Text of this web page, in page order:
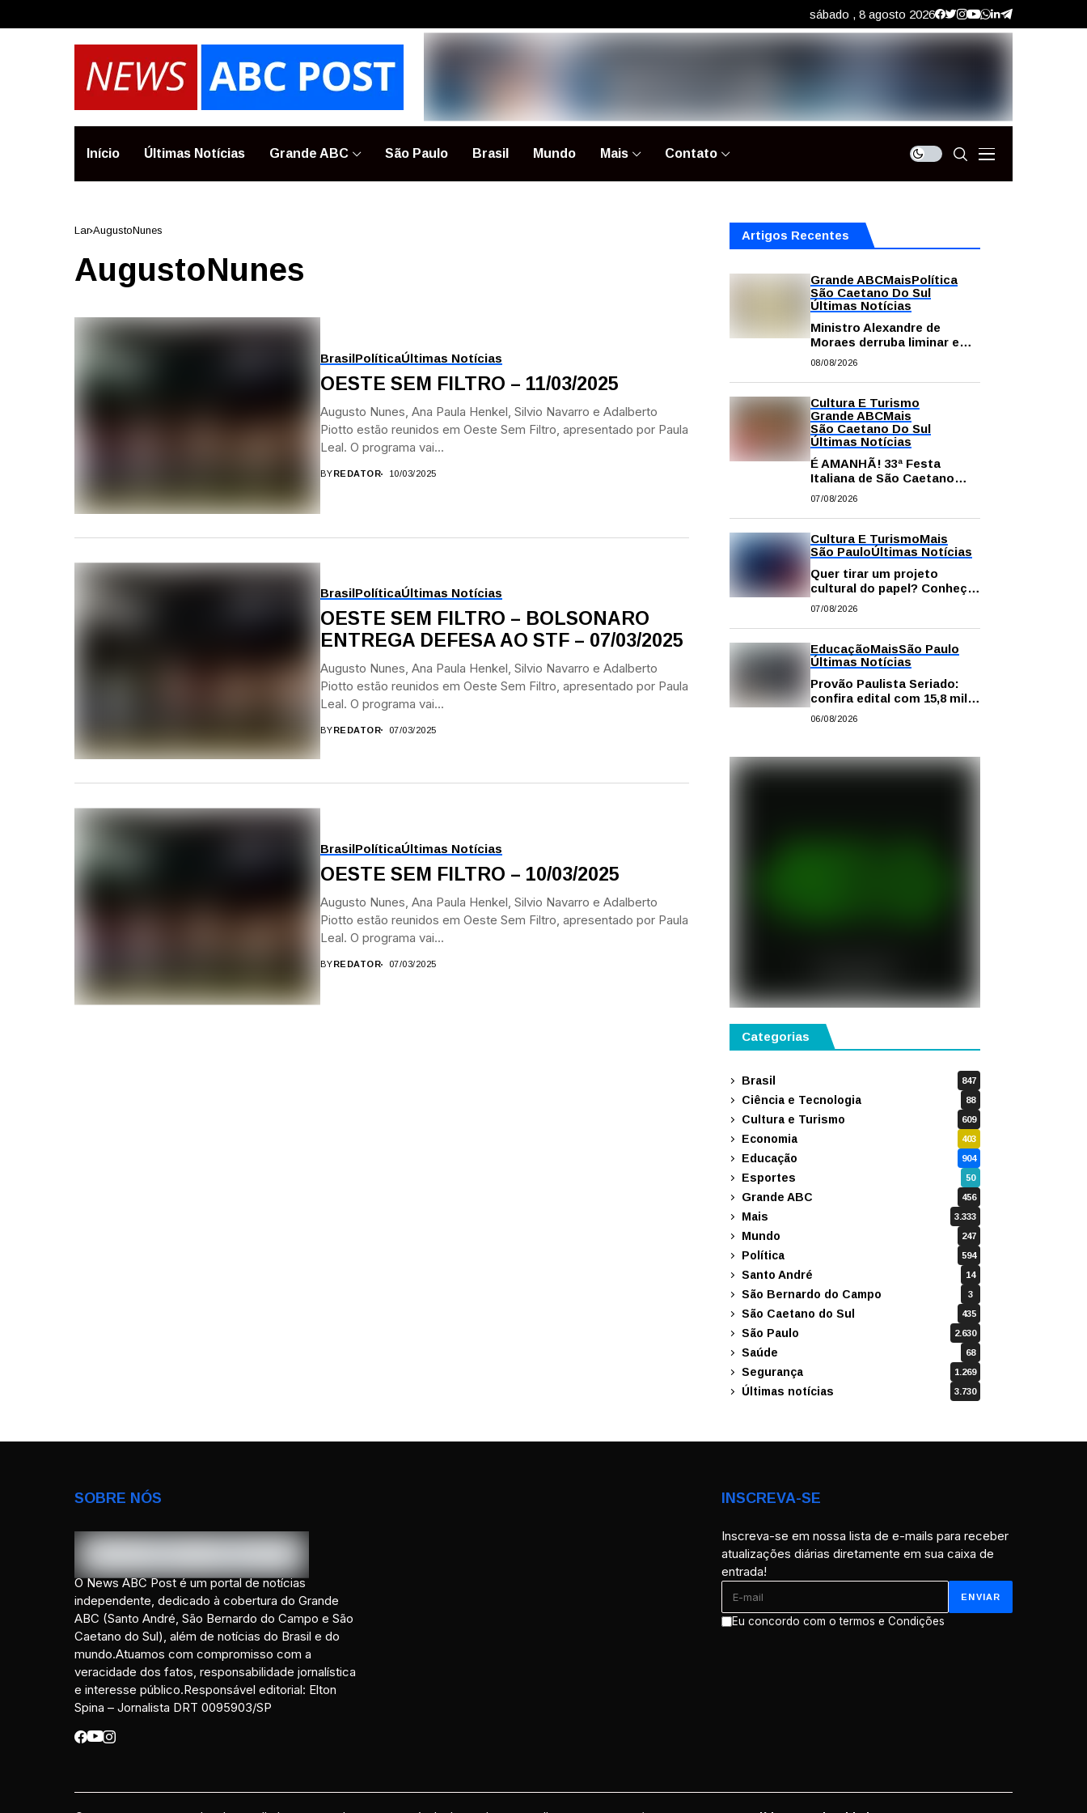
sábado , 8 agosto 2026
Início Últimas Notícias Grande ABC São Paulo Brasil Mundo Mais Contato
Lar AugustoNunes
AugustoNunes
BrasilPolíticaÚltimas Notícias
OESTE SEM FILTRO – 11/03/2025
Augusto Nunes, Ana Paula Henkel, Silvio Navarro e Adalberto
Piotto estão reunidos em Oeste Sem Filtro, apresentado por Paula
Leal. O programa vai...
BYREDATOR 10/03/2025
BrasilPolíticaÚltimas Notícias
OESTE SEM FILTRO – BOLSONARO
ENTREGA DEFESA AO STF – 07/03/2025
Augusto Nunes, Ana Paula Henkel, Silvio Navarro e Adalberto
Piotto estão reunidos em Oeste Sem Filtro, apresentado por Paula
Leal. O programa vai...
BYREDATOR 07/03/2025
Brasil PolíticaÚltimas Notícias
OESTE SEM FILTRO – 10/03/2025
Augusto Nunes, Ana Paula Henkel, Silvio Navarro e Adalberto
Piotto estão reunidos em Oeste Sem Filtro, apresentado por Paula
Leal. O programa vai...
BY REDATOR 07/03/2025
Artigos Recentes
Grande ABCMaisPolítica
São Caetano Do Sul
Últimas Notícias
Ministro Alexandre de
Moraes derruba liminar e
restabelece andamento de
contra vereador Matheus
Gianello
08/08/2026
Cultura E Turismo
Grande ABCMais
São Caetano Do Sul
Últimas Notícias
É AMANHÃ! 33ª Festa
Italiana de São Caetano
começa neste sábado com
solidariedade
07/08/2026
Cultura E TurismoMais
São PauloÚltimas Notícias
Quer tirar um projeto
cultural do papel? Conheça
os principais editais
07/08/2026
EducaçãoMaisSão Paulo
Últimas Notícias
Provão Paulista Seriado:
confira edital com 15,8 mil
vagas para ensino superior
06/08/2026
Categorias
Brasil 847
Ciência e Tecnologia 88
Cultura e Turismo 609
Economia 403
Educação 904
Esportes 50
Grande ABC 456
Mais 3.333
Mundo 247
Política 594
Santo André 14
São Bernardo do Campo 3
São Caetano do Sul 435
São Paulo 2.630
Saúde 68
Segurança 1.269
Últimas notícias 3.730
SOBRE NÓS
O News ABC Post é um portal de notícias
independente, dedicado à cobertura do Grande
ABC (Santo André, São Bernardo do Campo e São
Caetano do Sul), além de notícias do Brasil e do
mundo.Atuamos com compromisso com a
veracidade dos fatos, responsabilidade jornalística
e interesse público.Responsável editorial: Elton
Spina – Jornalista DRT 0095903/SP
INSCREVA-SE
Inscreva-se em nossa lista de e-mails para receber
atualizações diárias diretamente em sua caixa de
entrada!
Eu concordo com o termos e Condições